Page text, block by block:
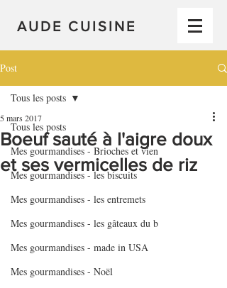
AUDE CUISINE
Post
Tous les posts
Mes gourmandises - Brioches et vien
Mes gourmandises - les biscuits
Mes gourmandises - les entremets
Mes gourmandises - les gâteaux du b
Mes gourmandises - made in USA
Mes gourmandises - Noël
Tous les posts
Boeuf sauté à l'aigre doux
et ses vermicelles de riz
5 mars 2017